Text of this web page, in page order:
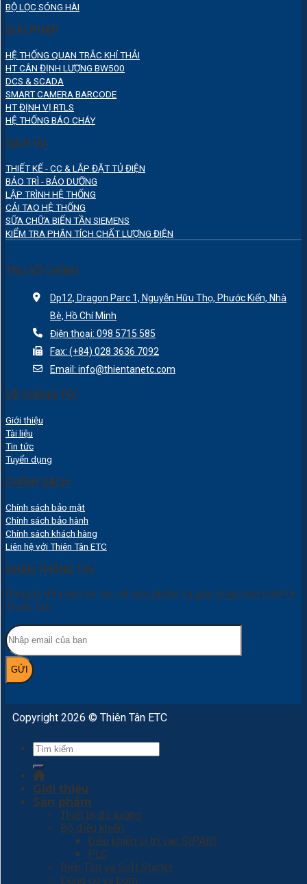
BỘ LỌC SÓNG HÀI
GIẢI PHÁP
HỆ THỐNG QUAN TRẮC KHÍ THẢI
HT CÂN ĐỊNH LƯỢNG BW500
DCS & SCADA
SMART CAMERA BARCODE
HT ĐỊNH VỊ RTLS
HỆ THỐNG BÁO CHÁY
DỊCH VỤ
THIẾT KẾ - CC & LẮP ĐẶT TỦ ĐIỆN
BẢO TRÌ - BẢO DƯỠNG
LẬP TRÌNH HỆ THỐNG
CẢI TAO HỆ THỐNG
SỮA CHỮA BIẾN TẦN SIEMENS
KIỂM TRA PHÂN TÍCH CHẤT LƯỢNG ĐIỆN
TRỤ SỞ CHÍNH
Dp12, Dragon Parc 1, Nguyễn Hữu Thọ, Phước Kiển, Nhà
Bè, Hồ Chí Minh
Điện thoại: 098 5715 585
Fax: (+84) 028 3636 7092
Email: info@thientanetc.com
VỀ CHÚNG TÔI
Giới thiệu
Tài liệu
Tin tức
Tuyển dụng
CHÍNH SÁCH
Chính sách bảo mật
Chính sách bảo hành
Chính sách khách hàng
Liên hệ với Thiên Tân ETC
NHẬN THÔNG TIN
Đăng kí để nhận tin tức về sản phẩm và giải pháp mới nhất từ
Thiên Tân.
Copyright 2026 © Thiên Tân ETC
Tìm
kiếm:
Giới thiệu
Sản phẩm
Thiết bị đo lường
Bộ điều khiển
Điều khiển vị trí van SIPART
PLC
Biến Tần và Soft Starter
Động cơ và bơm